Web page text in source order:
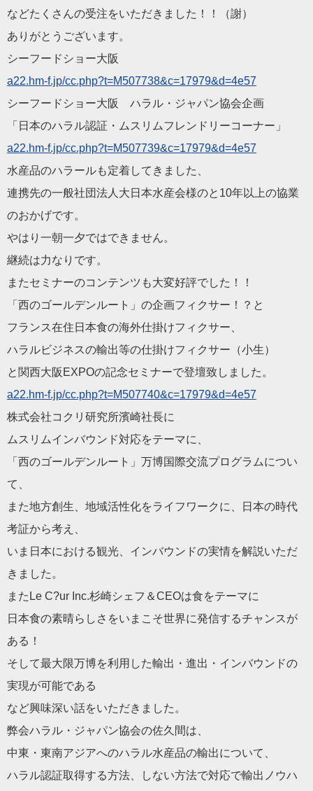
などたくさんの受注をいただきました！！（謝）
ありがとうございます。
シーフードショー大阪
a22.hm-f.jp/cc.php?t=M507738&c=17979&d=4e57
シーフードショー大阪 ハラル・ジャパン協会企画
「日本のハラル認証・ムスリムフレンドリーコーナー」
a22.hm-f.jp/cc.php?t=M507739&c=17979&d=4e57
水産品のハラールも定着してきました、
連携先の一般社団法人大日本水産会様のと10年以上の協業
のおかげです。
やはり一朝一夕ではできません。
継続は力なりです。
またセミナーのコンテンツも大変好評でした！！
「西のゴールデンルート」の企画フィクサー！？と
フランス在住日本食の海外仕掛けフィクサー、
ハラルビジネスの輸出等の仕掛けフィクサー（小生）
と関西大阪EXPOの記念セミナーで登壇致しました。
a22.hm-f.jp/cc.php?t=M507740&c=17979&d=4e57
株式会社コクリ研究所濱崎社長に
ムスリムインバウンド対応をテーマに、
「西のゴールデンルート」万博国際交流プログラムについ
て、
また地方創生、地域活性化をライフワークに、日本の時代
考証から考え、
いま日本における観光、インバウンドの実情を解説いただ
きました。
またLe C?ur Inc.杉崎シェフ＆CEOは食をテーマに
日本食の素晴らしさをいまこそ世界に発信するチャンスが
ある！
そして最大限万博を利用した輸出・進出・インバウンドの
実現が可能である
など興味深い話をいただきました。
弊会ハラル・ジャパン協会の佐久間は、
中東・東南アジアへのハラル水産品の輸出について、
ハラル認証取得する方法、しない方法で対応で輸出ノウハ